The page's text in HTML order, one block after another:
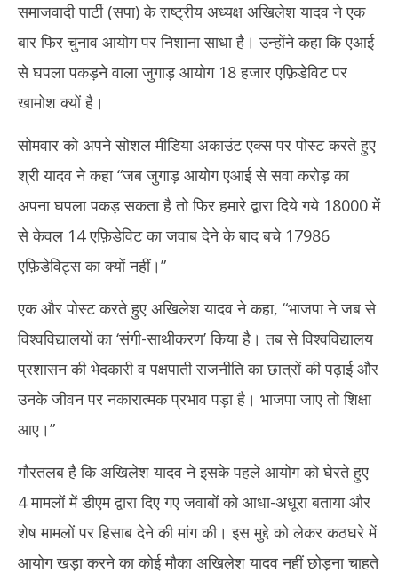
NOW VIEWING
पर तंज
September
1, 2025
समाजवादी पार्टी (सपा) के राष्ट्रीय अध्यक्ष अखिलेश यादव ने एक
बार फिर चुनाव आयोग पर निशाना साधा है। उन्होंने कहा कि एआई
से घपला पकड़ने वाला जुगाड़ आयोग 18 हजार एफ़िडेविट पर
खामोश क्यों है।
सोमवार को अपने सोशल मीडिया अकाउंट एक्स पर पोस्ट करते हुए
श्री यादव ने कहा “जब जुगाड़ आयोग एआई से सवा करोड़ का
अपना घपला पकड़ सकता है तो फिर हमारे द्वारा दिये गये 18000 में
से केवल 14 एफ़िडेविट का जवाब देने के बाद बचे 17986
एफ़िडेविट्स का क्यों नहीं।”
एक और पोस्ट करते हुए अखिलेश यादव ने कहा, “भाजपा ने जब से
विश्वविद्यालयों का ‘संगी-साथीकरण’ किया है। तब से विश्वविद्यालय
प्रशासन की भेदकारी व पक्षपाती राजनीति का छात्रों की पढ़ाई और
उनके जीवन पर नकारात्मक प्रभाव पड़ा है। भाजपा जाए तो शिक्षा
आए।”
गौरतलब है कि अखिलेश यादव ने इसके पहले आयोग को घेरते हुए
4 मामलों में डीएम द्वारा दिए गए जवाबों को आधा-अधूरा बताया और
शेष मामलों पर हिसाब देने की मांग की। इस मुद्दे को लेकर कठघरे में
आयोग खड़ा करने का कोई मौका अखिलेश यादव नहीं छोड़ना चाहते